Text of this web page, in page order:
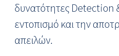
δυνατότητες Detection
εντοπισμό και την
απειλών.